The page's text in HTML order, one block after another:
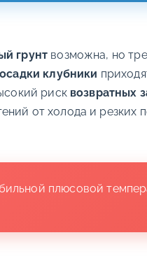
грунт возможна, но
клубники
риск возвратных
от холода и резких
плюсовой